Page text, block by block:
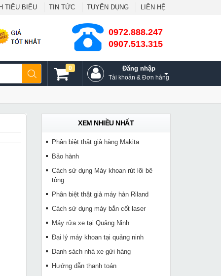
TIÊU BIỂU TIN TỨC TUYỂN DỤNG LIÊN HỆ
0972.888.247
0907.513.315
Đăng nhập
Tài khoản & Đơn hàng
0
XEM NHIỀU NHẤT
Phân biệt thật giả hàng Makita
Bảo hành
Cách sử dụng Máy khoan rút lõi bê
tông
Phân biệt thật giả máy hàn Riland
Cách sử dụng máy bắn cốt laser
Máy rửa xe tại Quảng Ninh
Đại lý máy khoan tại quảng ninh
Danh sách nhà xe gửi hàng
Hướng dẫn thanh toán